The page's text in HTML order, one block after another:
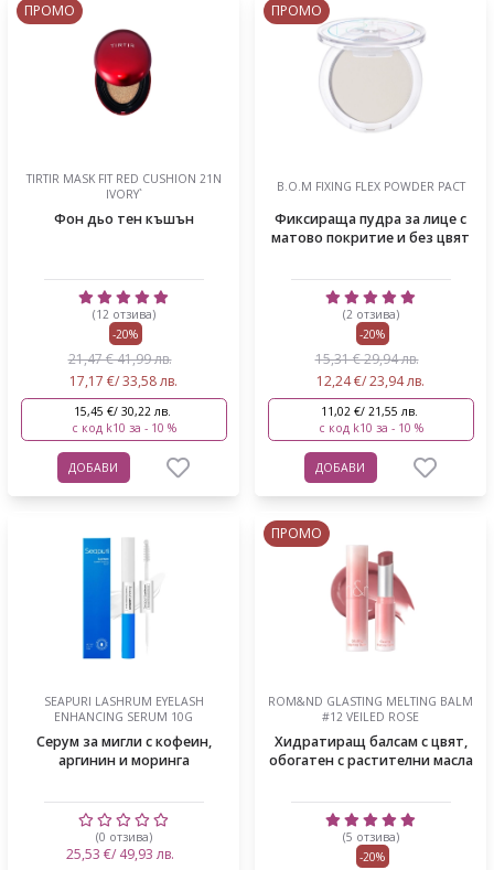
ПРОМО
TIRTIR MASK FIT RED CUSHION 21N
IVORY`
Фон дьо тен къшън
(12 отзива)
-20%
21,47 € 41,99 лв.
17,17 €/ 33,58 лв.
15,45 €/ 30,22 лв.
с код k10 за - 10 %
ДОБАВИ
ПРОМО
B.O.M FIXING FLEX POWDER PACT
Фиксираща пудра за лице с
матово покритие и без цвят
(2 отзива)
-20%
15,31 € 29,94 лв.
12,24 €/ 23,94 лв.
11,02 €/ 21,55 лв.
с код k10 за - 10 %
ДОБАВИ
SEAPURI LASHRUM EYELASH
ENHANCING SERUM 10G
Серум за мигли с кофеин,
аргинин и моринга
(0 отзива)
25,53 €/ 49,93 лв.
ПРОМО
ROM&ND GLASTING MELTING BALM
#12 VEILED ROSE
Хидратиращ балсам с цвят,
обогатен с растителни масла
(5 отзива)
-20%